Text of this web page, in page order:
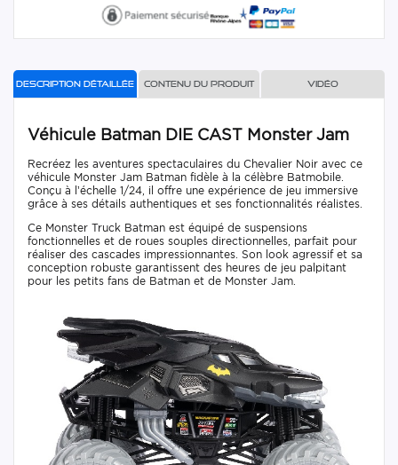
Description détaillée Contenu du produit Vidéo
Véhicule Batman DIE CAST Monster Jam
Recréez les aventures spectaculaires du Chevalier Noir avec ce
véhicule Monster Jam Batman fidèle à la célèbre Batmobile.
Conçu à l’échelle 1/24, il offre une expérience de jeu immersive
grâce à ses détails authentiques et ses fonctionnalités réalistes.
Ce Monster Truck Batman est équipé de suspensions
fonctionnelles et de roues souples directionnelles, parfait pour
réaliser des cascades impressionnantes. Son look agressif et sa
conception robuste garantissent des heures de jeu palpitant
pour les petits fans de Batman et de Monster Jam.